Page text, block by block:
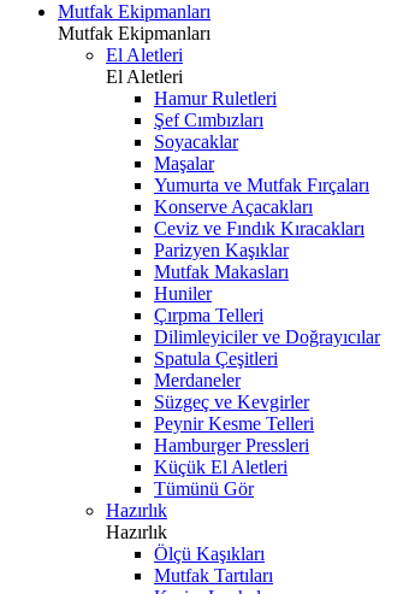
Mutfak Ekipmanları
Mutfak Ekipmanları
El Aletleri
El Aletleri
Hamur Ruletleri
Şef Cımbızları
Soyacaklar
Maşalar
Yumurta ve Mutfak Fırçaları
Konserve Açacakları
Ceviz ve Fındık Kıracakları
Parizyen Kaşıklar
Mutfak Makasları
Huniler
Çırpma Telleri
Dilimleyiciler ve Doğrayıcılar
Spatula Çeşitleri
Merdaneler
Süzgeç ve Kevgirler
Peynir Kesme Telleri
Hamburger Pressleri
Küçük El Aletleri
Tümünü Gör
Hazırlık
Hazırlık
Ölçü Kaşıkları
Mutfak Tartıları